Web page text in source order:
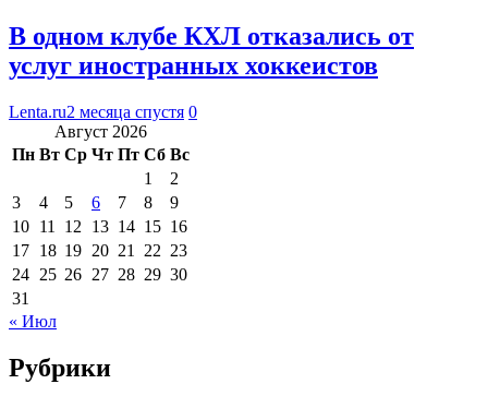
В одном клубе КХЛ отказались от
услуг иностранных хоккеистов
Lenta.ru2 месяца спустя 0
Август 2026
Пн Вт Ср Чт Пт Сб Вс
1
2
3
4 5 6 7 8
9
10 11 12 13 14 15 16
17 18 19 20 21 22 23
24 25 26 27 28 29 30
31
« Июл
Рубрики